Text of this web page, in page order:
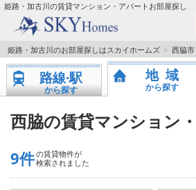
姫路・加古川の賃貸マンション・アパートお部屋探し
TOPページ
都市ガス·オール電化
☆新築物件☆
☆敷金＆礼金0円物件☆
☆ペット飼育可能物件☆
姫路・加古川のお部屋探しはスカイホームズ 西脇市
路線·駅
から探す
地域
から探す
西脇の賃貸マンション
9件の賃貸物件が
検索されました